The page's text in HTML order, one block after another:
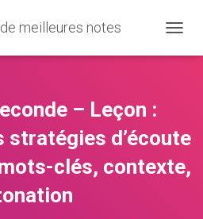
meilleures notes
U
/
F
E
R
– Leçon :
stratégies d’écoute
clés, contexte,